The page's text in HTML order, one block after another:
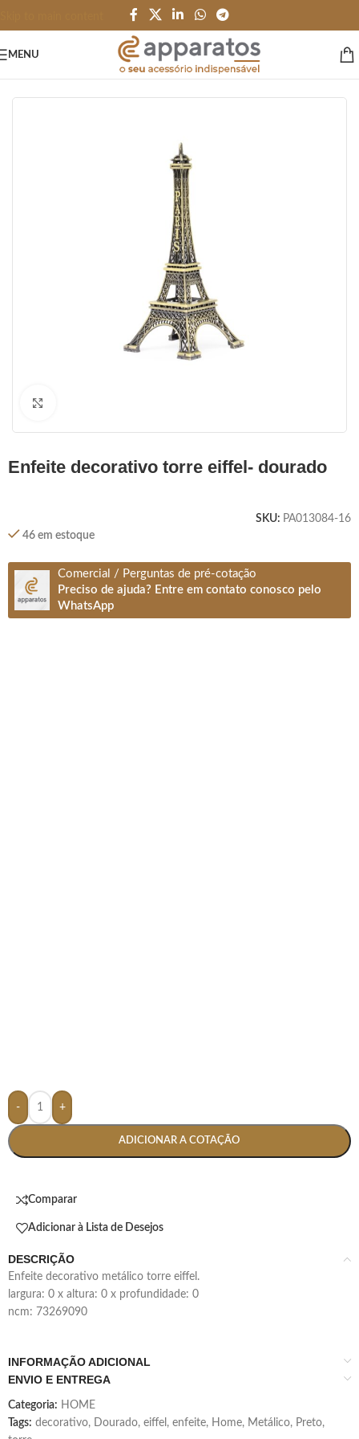
MENU
enfeite decorativo torre eiffel- dourado
SKU: PA013084-16
46 em estoque
Comercial / Perguntas de pré-cotação
Preciso de ajuda? Entre em contato conosco pelo
WhatsApp
- +
ADICIONAR A COTAÇÃO
Comparar
Adicionar à Lista de Desejos
DESCRIÇÃO
enfeite decorativo metálico torre eiffel.
largura: 0 x altura: 0 x profundidade: 0
ncm: 73269090
INFORMAÇÃO ADICIONAL
ENVIO E ENTREGA
Categoria: HOME
Tags: decorativo, Dourado, eiffel , enfeite, Home, Metálico, Preto,